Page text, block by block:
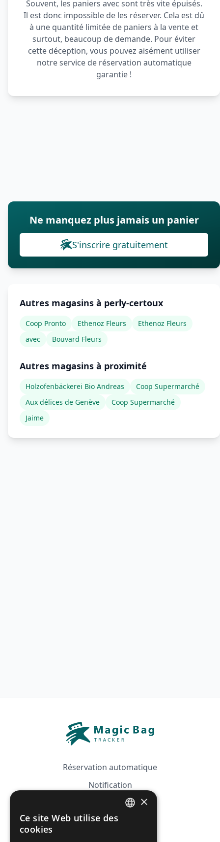
Souvent, les paniers avec sont très vite épuisés.
Il est donc impossible de les réserver. Cela est dû
à une quantité limitée de paniers à la vente et
surtout, beaucoup de demande. Pour éviter
cette déception, vous pouvez aisément utiliser
notre service de réservation automatique
garantie !
Ne manquez plus jamais un panier
S'inscrire gratuitement
Autres magasins à perly-certoux
Coop Pronto Ethenoz Fleurs
Ethenoz Fleurs
avec
Bouvard Fleurs
Autres magasins à proximité
Holzofenbäckerei Bio Andreas
Coop Supermarché
Aux délices de Genève
Coop Supermarché
Jaime
Réservation automatique
Notification
Tarifs
×
Ce site Web utilise des
cookies